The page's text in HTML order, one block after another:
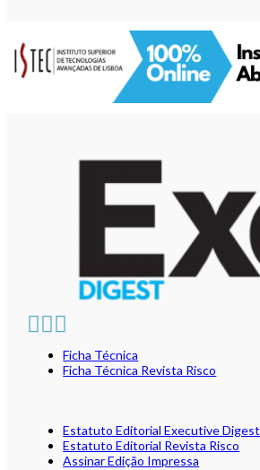
Ficha Técnica
Ficha Técnica Revista Risco
Estatuto Editorial Executive Digest
Estatuto Editorial Revista Risco
Assinar Edição Impressa